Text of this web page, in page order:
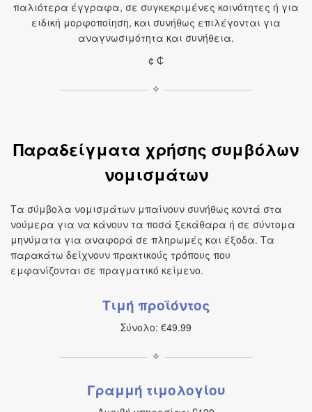
παλιότερα έγγραφα, σε συγκεκριμένες κοινότητες ή για
ειδική μορφοποίηση, και συνήθως επιλέγονται για
αναγνωσιμότητα και συνήθεια.
¢ ₵
✧
Παραδείγματα χρήσης συμβόλων
νομισμάτων
Τα σύμβολα νομισμάτων μπαίνουν συνήθως κοντά στα
νούμερα για να κάνουν τα ποσά ξεκάθαρα ή σε σύντομα
μηνύματα για αναφορά σε πληρωμές και έξοδα. Τα
παρακάτω δείχνουν πρακτικούς τρόπους που
εμφανίζονται σε πραγματικό κείμενο.
Τιμή προϊόντος
Σύνολο: €49.99
✧
Γραμμή τιμολογίου